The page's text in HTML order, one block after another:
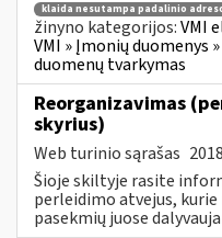
klaida nesutampa padalinio
žinyno kategorijos:VMI
VMI » Įmonių duomenys
duomenų tvarkymas
Reorganizavimas
skyrius)
Web turinio sąrašas
Šioje skiltyje rasite
perleidimo atvejus,
pasekmių juose